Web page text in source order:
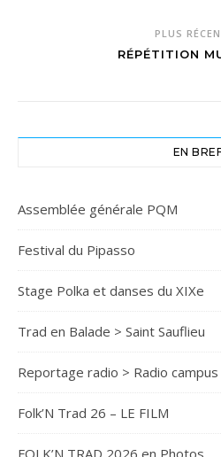
PLUS
RÉPÉTITION
EN
Assemblée générale PQM
Festival du Pipasso
Stage Polka et danses du XIXe
Trad en Balade > Saint Sauflieu
Reportage radio > Radio campus
Folk’N Trad 26 – LE FILM
FOLK’N TRAD 2026 en Photos